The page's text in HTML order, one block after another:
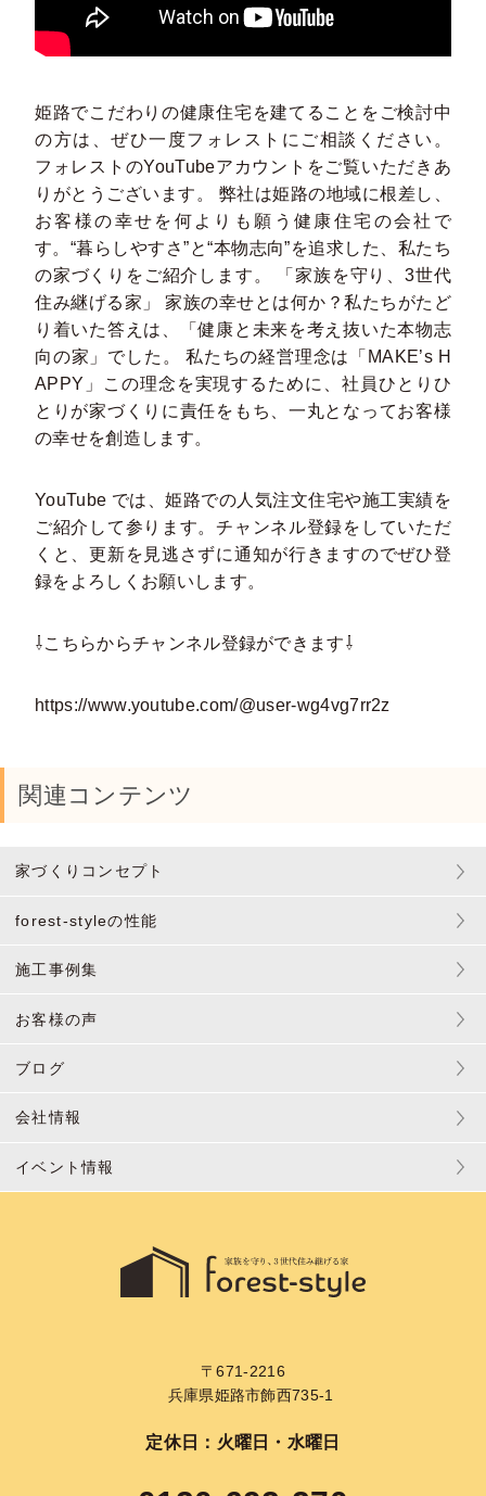
姫路でこだわりの健康住宅を建てることをご検討中
の方は、ぜひ一度フォレストにご相談ください。
フォレストのYouTubeアカウントをご覧いただきあ
りがとうございます。 弊社は姫路の地域に根差し、
お客様の幸せを何よりも願う健康住宅の会社で
す。“暮らしやすさ”と“本物志向”を追求した、私たち
の家づくりをご紹介します。 「家族を守り、3世代
住み継げる家」 家族の幸せとは何か？私たちがたど
り着いた答えは、「健康と未来を考え抜いた本物志
向の家」でした。 私たちの経営理念は「MAKE’s H
APPY」この理念を実現するために、社員ひとりひ
とりが家づくりに責任をもち、一丸となってお客様
の幸せを創造します。
YouTube では、姫路での⼈気注⽂住宅や施⼯実績を
ご紹介して参ります。チャンネル登録をしていただ
くと、更新を⾒逃さずに通知が⾏きますのでぜひ登
録をよろしくお願いします。
⇩こちらからチャンネル登録ができます⇩
https://www.youtube.com/@user-wg4vg7rr2z
関連コンテンツ
家づくりコンセプト
forest-styleの性能
施工事例集
お客様の声
ブログ
会社情報
イベント情報
〒671-2216
兵庫県姫路市飾西735-1
定休日：火曜日・水曜日